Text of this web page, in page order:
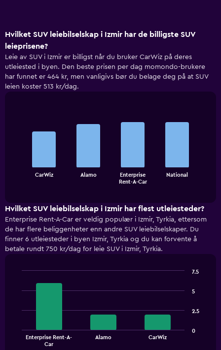
Hvilket SUV leiebilselskap i Izmir har de billigste SUV
leieprisene?
Leie av SUV i Izmir er billigst når du bruker CarWiz på deres
utleiested i byen. Den beste prisen per dag momondo-brukere
har funnet er 464 kr, men vanligivs bør du belage deg på at SUV
leien koster 513 kr/dag.
chart
X
axis
displaying
categories.
Range:
4
The
has
displaying
values.
CarWiz Alamo
Enterprise
Rent-A-Car
National
Hvilket SUV leiebilselskap i Izmir har flest utleiesteder?
Enterprise Rent-A-Car er veldig populær i Izmir, Tyrkia, ettersom
de har flere beliggenheter enn andre SUV leiebilselskaper. Du
finner 6 utleiesteder i byen Izmir, Tyrkia og du kan forvente å
betale rundt 750 kr/dag for leie SUV i Izmir, Tyrkia.
bars.
The
chart
Enterprise Rent-A-
Car
Alamo CarWiz
0
2.5
5
7.5